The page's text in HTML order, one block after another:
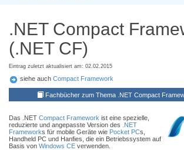
.NET Compact
(.NET CF)
Eintrag zuletzt aktualisiert am: 02.02.2015
siehe auch Compact Framework
Fachbücher zum Thema .NET Compact
Das .NET Compact Framework ist eine spezielle,
reduzierte und angepasste Version des
.NET
Frameworks für mobile Geräte wie Pocket PCs,
Handheld PC und Hanfies, die ein Betriebssystem auf
Basis von Windows CE verwenden.